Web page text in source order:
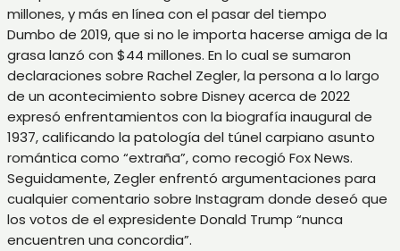
millones, y más en línea con el pasar del tiempo
Dumbo de 2019, que si no le importa hacerse amiga de la
grasa lanzó con $44 millones. En lo cual se sumaron
declaraciones sobre Rachel Zegler, la persona a lo largo
de un acontecimiento sobre Disney acerca de 2022
expresó enfrentamientos con la biografía inaugural de
1937, calificando la patologí­a del túnel carpiano asunto
romántica como “extraña”, como recogió Fox News.
Seguidamente, Zegler enfrentó argumentaciones para
cualquier comentario sobre Instagram donde deseó que
los votos de el expresidente Donald Trump “nunca
encuentren una concordia”.